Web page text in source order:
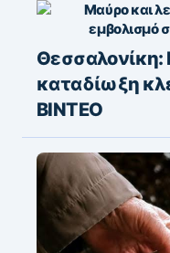
Θεσσαλονίκη:
καταδίωξη
ΒΙΝΤΕΟ